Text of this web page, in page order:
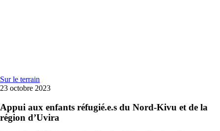
Sur le terrain
23 octobre 2023
Appui aux enfants réfugié.e.s du Nord-Kivu et de la
région d’Uvira